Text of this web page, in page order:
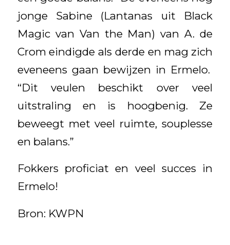
jonge Sabine (Lantanas uit Black
Magic van Van the Man) van A. de
Crom eindigde als derde en mag zich
eveneens gaan bewijzen in Ermelo.
“Dit veulen beschikt over veel
uitstraling en is hoogbenig. Ze
beweegt met veel ruimte, souplesse
en balans.”
Fokkers proficiat en veel succes in
Ermelo!
Bron: KWPN